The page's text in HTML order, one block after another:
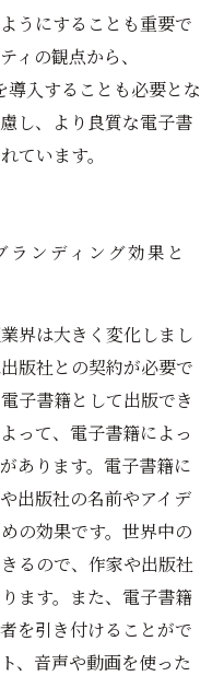
うにすることも重要で
ィの観点から、
入することも必要とな
し、より良質な電子書
ています。
ンディング効果と
界は大きく変化しまし
版社との契約が必要で
子書籍として出版でき
って、電子書籍によっ
あります。電子書籍に
出版社の名前やアイデ
の効果です。世界中の
るので、作家や出版社
ます。また、電子書籍
を引き付けることがで
、音声や動画を使った